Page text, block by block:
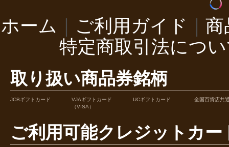
ホーム ご利用ガイド
商
特定商取引法につ
取り扱い商品券銘柄
JCBギフトカード
VJAギフトカード
（VISA）
UCギフトカード 全国百貨店共
ご利用可能クレジットカー